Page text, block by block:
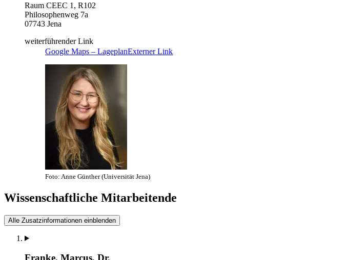
Raum CEEC 1, R102
Philosophenweg 7a
07743 Jena
weiterführender Link
Google Maps – LageplanExterner Link
Foto: Anne Günther (Universität Jena)
Wissenschaftliche Mitarbeitende
Alle Zusatzinformationen einblenden